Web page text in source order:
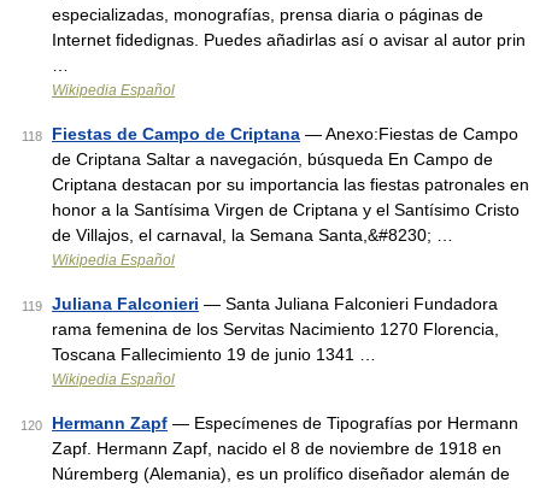
especializadas, monografías, prensa diaria o páginas de
Internet fidedignas. Puedes añadirlas así o avisar al autor prin
Wikipedia Español
118 Fiestas de Campo de Criptana — Anexo:Fiestas de Campo
de Criptana Saltar a navegación, búsqueda En Campo de
Criptana destacan por su importancia las fiestas patronales en
honor a la Santísima Virgen de Criptana y el Santísimo Cristo
de Villajos, el carnaval, la Semana Santa,&#8230; …
Wikipedia Español
119 Juliana Falconieri — Santa Juliana Falconieri Fundadora
rama femenina de los Servitas Nacimiento 1270 Florencia,
Toscana Fallecimiento 19 de junio 1341 …
Wikipedia Español
120 Hermann Zapf — Especímenes de Tipografías por Hermann
Zapf. Hermann Zapf, nacido el 8 de noviembre de 1918 en
Núremberg (Alemania), es un prolífico diseñador alemán de